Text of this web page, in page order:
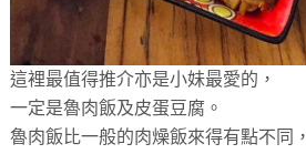
這裡最值得推介亦是小妹最愛的，
一定是魯肉飯及皮蛋豆腐。
魯肉飯比一般的肉燥飯來得有點不同，